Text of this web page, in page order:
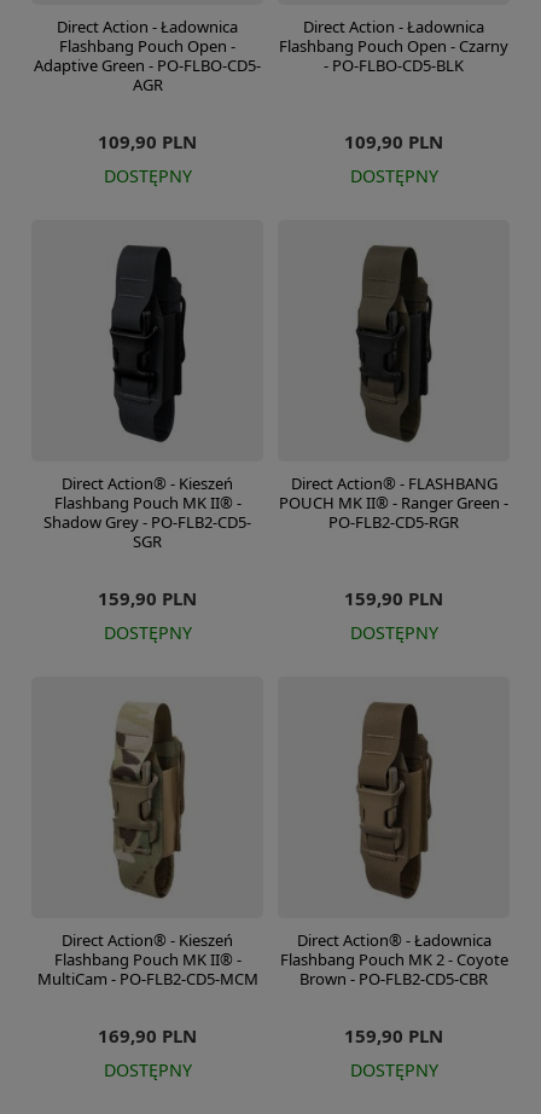
Direct Action - Ładownica
Flashbang Pouch Open -
Adaptive Green - PO-FLBO-CD5-
AGR
109,90 PLN
DOSTĘPNY
Direct Action - Ładownica
Flashbang Pouch Open - Czarny
- PO-FLBO-CD5-BLK
109,90 PLN
DOSTĘPNY
Direct Action® - Kieszeń
Flashbang Pouch MK II® -
Shadow Grey - PO-FLB2-CD5-
SGR
159,90 PLN
DOSTĘPNY
Direct Action® - FLASHBANG
POUCH MK II® - Ranger Green -
PO-FLB2-CD5-RGR
159,90 PLN
DOSTĘPNY
Direct Action® - Kieszeń
Flashbang Pouch MK II® -
MultiCam - PO-FLB2-CD5-MCM
169,90 PLN
DOSTĘPNY
Direct Action® - Ładownica
Flashbang Pouch MK 2 - Coyote
Brown - PO-FLB2-CD5-CBR
159,90 PLN
DOSTĘPNY